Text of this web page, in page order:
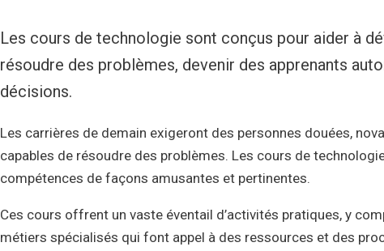
Les cours de technologie sont conçus pour aider à
résoudre des problèmes, devenir des apprenants
décisions.
Les carrières de demain exigeront des personnes douées,
capables de résoudre des problèmes. Les cours de
compétences de façons amusantes et pertinentes.
Ces cours offrent un vaste éventail d’activités pratiques, y
métiers spécialisés qui font appel à des ressources et des